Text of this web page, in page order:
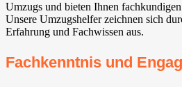
Umzugs und bieten Ihnen
Unsere Umzugshelfer zeichnen sich
Erfahrung und Fachwissen aus.
Fachkenntnis und